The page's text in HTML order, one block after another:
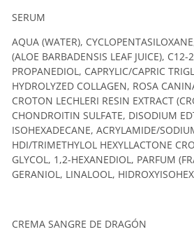
SERUM
AQUA (WATER),
(ALOE BARBADENSIS LEAF JUICE),
PROPANEDIOL, CAPRYLIC/CAPRIC
HYDROLYZED COLLAGEN, ROSA
CROTON LECHLERI RESIN EXTRACT
CHONDROITIN SULFATE, DISODIUM
ISOHEXADECANE, ACRYLAMIDE/
HDI/TRIMETHYLOL HEXYLLACTONE
GLYCOL, 1,2-HEXANEDIOL, PARFUM
GERANIOL, LINALOOL,
CREMA SANGRE DE DRAGÓN